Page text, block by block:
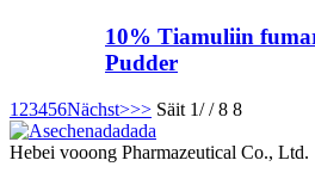
10% Tiamuliin
Pudder
1 23456Nächst>>> Säit 1/ / 8 8
Hebei vooong Pharmazeutical Co., Ltd.